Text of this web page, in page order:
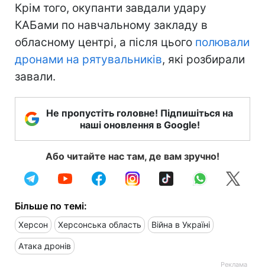
Крім того, окупанти завдали удару
КАБами по навчальному закладу в
обласному центрі, а після цього полювали
дронами на рятувальників, які розбирали
завали.
Не пропустіть головне! Підпишіться на
наші оновлення в Google!
Або читайте нас там, де вам зручно!
Більше по темі:
Херсон Херсонська область Війна в Україні
Атака дронів